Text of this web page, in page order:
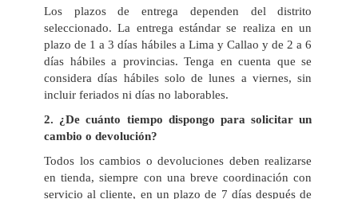
Los plazos de entrega dependen del distrito
seleccionado. La entrega estándar se realiza en un
plazo de 1 a 3 días hábiles a Lima y Callao y de 2 a 6
días hábiles a provincias. Tenga en cuenta que se
considera días hábiles solo de lunes a viernes, sin
incluir feriados ni días no laborables.
2. ¿De cuánto tiempo dispongo para solicitar un
cambio o devolución?
Todos los cambios o devoluciones deben realizarse
en tienda, siempre con una breve coordinación con
servicio al cliente, en un plazo de 7 días después de